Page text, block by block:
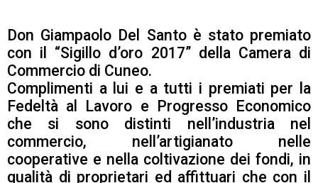
ORIENTAMENTO
QUALITÀ
E
ACCREDITAMENTO
OPEN
DAY
2025/26
Don Giampaolo Del Santo è stato premiato
con il “Sigillo d’oro 2017” della Camera di
Commercio di Cuneo.
Complimenti a lui e a tutti i premiati per la
Fedeltà al Lavoro e Progresso Economico
che si sono distinti nell’industria nel
commercio, nell’artigianato nelle
cooperative e nella coltivazione dei fondi, in
qualità di proprietari ed affittuari che con il